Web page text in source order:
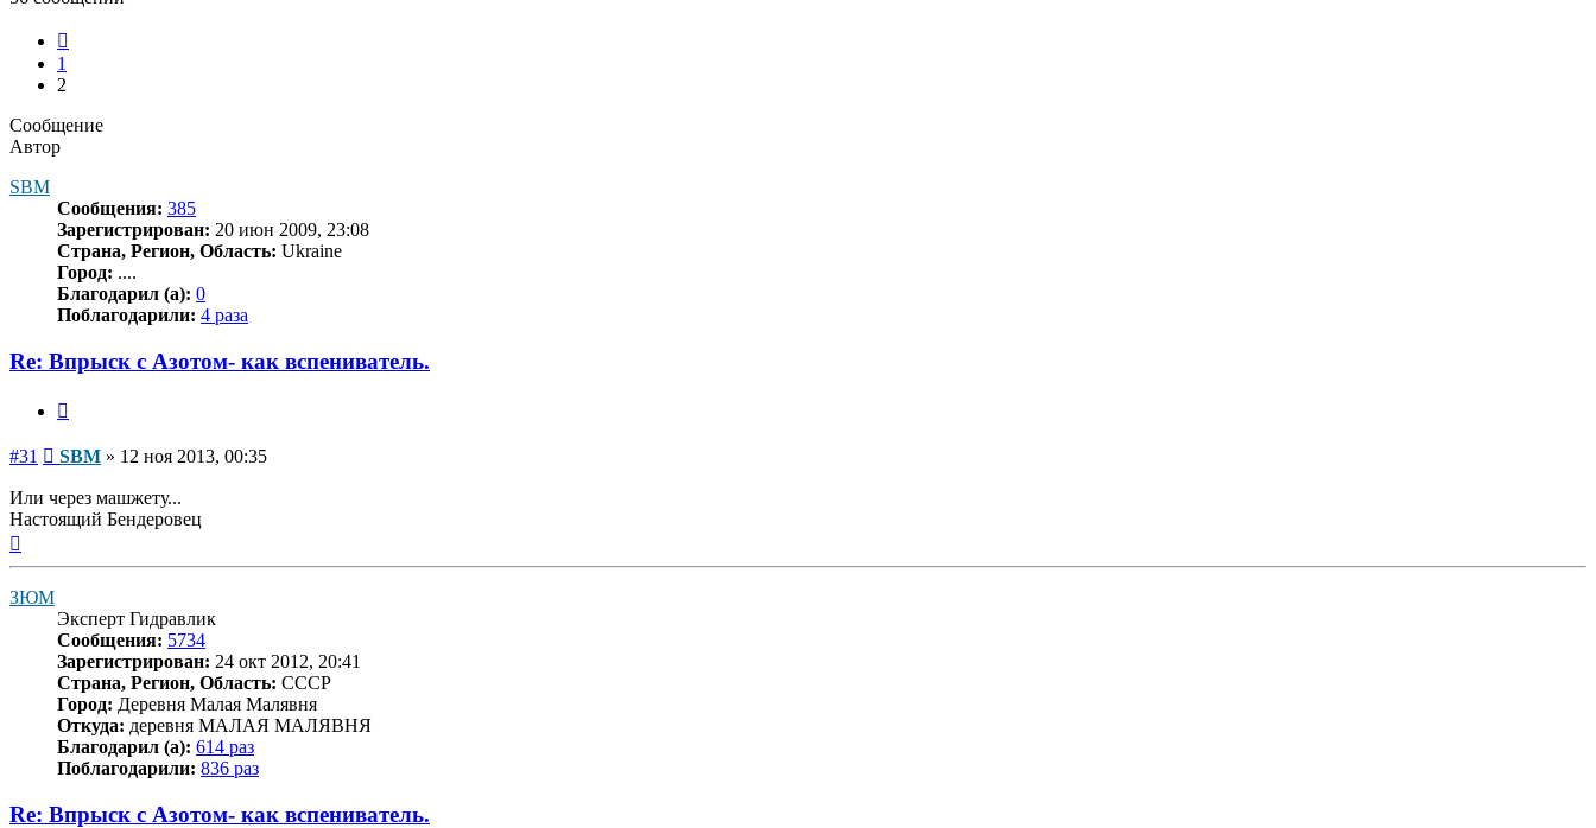
1
2
Сообщение
Автор
SBM
Сообщения: 385
Зарегистрирован: 20 июн 2009, 23:08
Страна, Регион, Область: Ukraine
Город: ....
Благодарил (а): 0
Поблагодарили: 4 раза
Re: Впрыск с Азотом- как вспениватель.
#31 Сообщение
SBM » 12 ноя 2013, 00:35
Или через машжету...
Настоящий Бендеровец
ЗЮМ
Эксперт Гидравлик
Сообщения: 5734
Зарегистрирован: 24 окт 2012, 20:41
Страна, Регион, Область: СССР
Город: Деревня Малая Малявня
Откуда: деревня МАЛАЯ МАЛЯВНЯ
Благодарил (а): 614 раз
Поблагодарили: 836 раз
Re: Впрыск с Азотом- как вспениватель.